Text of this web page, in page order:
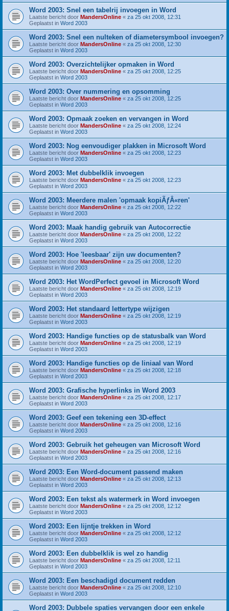
Word 2003: Snel een tabelrij invoegen in Word
Laatste bericht door MandersOnline « za 25 okt 2008, 12:31
Geplaatst in Word 2003
Word 2003: Snel een nulteken of diametersymbool invoegen?
Laatste bericht door MandersOnline « za 25 okt 2008, 12:30
Geplaatst in Word 2003
Word 2003: Overzichtelijker opmaken in Word
Laatste bericht door MandersOnline « za 25 okt 2008, 12:25
Geplaatst in Word 2003
Word 2003: Over nummering en opsomming
Laatste bericht door MandersOnline « za 25 okt 2008, 12:25
Geplaatst in Word 2003
Word 2003: Opmaak zoeken en vervangen in Word
Laatste bericht door MandersOnline « za 25 okt 2008, 12:24
Geplaatst in Word 2003
Word 2003: Nog eenvoudiger plakken in Microsoft Word
Laatste bericht door MandersOnline « za 25 okt 2008, 12:23
Geplaatst in Word 2003
Word 2003: Met dubbelklik invoegen
Laatste bericht door MandersOnline « za 25 okt 2008, 12:23
Geplaatst in Word 2003
Word 2003: Meerdere malen 'opmaak kopiÃƒÂ«ren'
Laatste bericht door MandersOnline « za 25 okt 2008, 12:22
Geplaatst in Word 2003
Word 2003: Maak handig gebruik van Autocorrectie
Laatste bericht door MandersOnline « za 25 okt 2008, 12:22
Geplaatst in Word 2003
Word 2003: Hoe 'leesbaar' zijn uw documenten?
Laatste bericht door MandersOnline « za 25 okt 2008, 12:20
Geplaatst in Word 2003
Word 2003: Het WordPerfect gevoel in Microsoft Word
Laatste bericht door MandersOnline « za 25 okt 2008, 12:19
Geplaatst in Word 2003
Word 2003: Het standaard lettertype wijzigen
Laatste bericht door MandersOnline « za 25 okt 2008, 12:19
Geplaatst in Word 2003
Word 2003: Handige functies op de statusbalk van Word
Laatste bericht door MandersOnline « za 25 okt 2008, 12:19
Geplaatst in Word 2003
Word 2003: Handige functies op de liniaal van Word
Laatste bericht door MandersOnline « za 25 okt 2008, 12:18
Geplaatst in Word 2003
Word 2003: Grafische hyperlinks in Word 2003
Laatste bericht door MandersOnline « za 25 okt 2008, 12:17
Geplaatst in Word 2003
Word 2003: Geef een tekening een 3D-effect
Laatste bericht door MandersOnline « za 25 okt 2008, 12:16
Geplaatst in Word 2003
Word 2003: Gebruik het geheugen van Microsoft Word
Laatste bericht door MandersOnline « za 25 okt 2008, 12:16
Geplaatst in Word 2003
Word 2003: Een Word-document passend maken
Laatste bericht door MandersOnline « za 25 okt 2008, 12:13
Geplaatst in Word 2003
Word 2003: Een tekst als watermerk in Word invoegen
Laatste bericht door MandersOnline « za 25 okt 2008, 12:12
Geplaatst in Word 2003
Word 2003: Een lijntje trekken in Word
Laatste bericht door MandersOnline « za 25 okt 2008, 12:12
Geplaatst in Word 2003
Word 2003: Een dubbelklik is wel zo handig
Laatste bericht door MandersOnline « za 25 okt 2008, 12:11
Geplaatst in Word 2003
Word 2003: Een beschadigd document redden
Laatste bericht door MandersOnline « za 25 okt 2008, 12:10
Geplaatst in Word 2003
Word 2003: Dubbele spaties vervangen door een enkele